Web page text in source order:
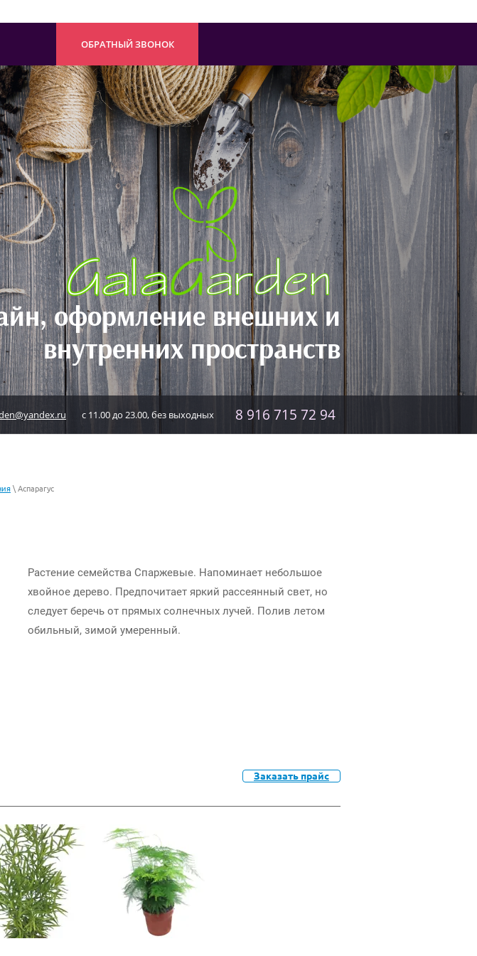
ОБРАТНЫЙ ЗВОНОК
оформление внешних и
внутренних пространств
с 11.00 до 23.00, без выходных 8 916 715 72 94
\ Аспарагус
Растение семейства Спаржевые. Напоминает небольшое
хвойное дерево. Предпочитает яркий рассеянный свет, но
следует беречь от прямых солнечных лучей. Полив летом
обильный, зимой умеренный.
Заказать прайс